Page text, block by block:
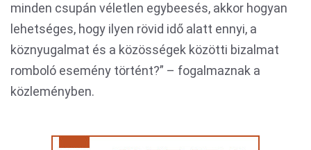
minden csupán véletlen egybeesés, akkor hogyan
lehetséges, hogy ilyen rövid idő alatt ennyi, a
köznyugalmat és a közösségek közötti bizalmat
romboló esemény történt?” – fogalmaznak a
közleményben.